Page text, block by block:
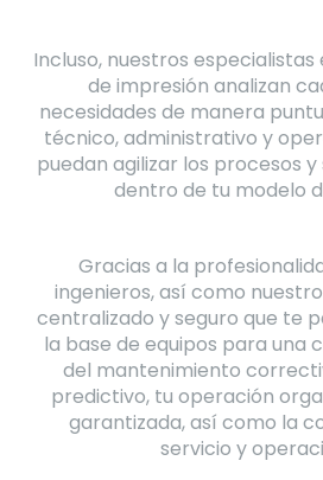
Incluso, nuestros
de impresión analizan
necesidades de manera
técnico, administrativo y
puedan agilizar los procesos
dentro de tu modelo
Gracias a la
ingenieros, así como
centralizado y seguro que te
la base de equipos para una
del mantenimiento
predictivo, tu operación
garantizada, así como la
servicio y